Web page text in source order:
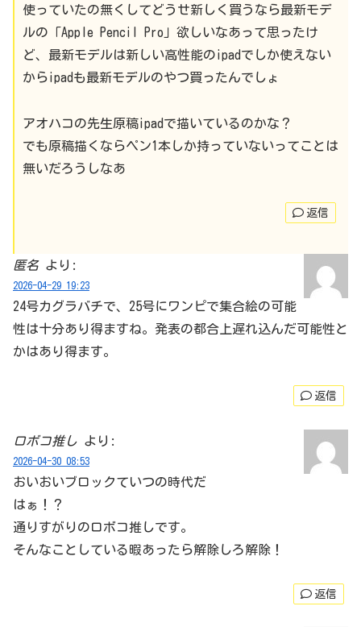
使っていたの無くしてどうせ新しく買うなら最新モデ
ルの「Apple Pencil Pro」欲しいなあって思ったけ
ど、最新モデルは新しい高性能のipadでしか使えない
からipadも最新モデルのやつ買ったんでしょ
アオハコの先生原稿ipadで描いているのかな？
でも原稿描くならペン1本しか持っていないってことは
無いだろうしなあ
返信
匿名 より:
2026-04-29 19:23
24号カグラバチで、25号にワンピで集合絵の可能
性は十分あり得ますね。発表の都合上遅れ込んだ可能性と
かはあり得ます。
返信
ロボコ推し より:
2026-04-30 08:53
おいおいブロックていつの時代だ
はぁ！？
通りすがりのロボコ推しです。
そんなことしている暇あったら解除しろ解除！
返信